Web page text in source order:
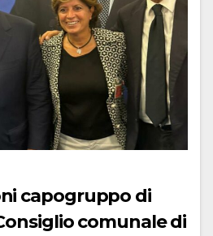
capogruppo di
comunale di